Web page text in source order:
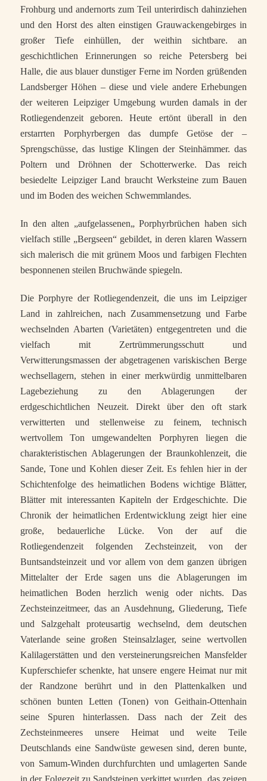
Frohburg und andernorts zum Teil unterirdisch dahinziehen
und den Horst des alten einstigen Grauwackengebirges in
großer Tiefe einhüllen, der weithin sichtbare. an
geschichtlichen Erinnerungen so reiche Petersberg bei
Halle, die aus blauer dunstiger Ferne im Norden grüßenden
Landsberger Höhen – diese und viele andere Erhebungen
der weiteren Leipziger Umgebung wurden damals in der
Rotliegendenzeit geboren. Heute ertönt überall in den
erstarrten Porphyrbergen das dumpfe Getöse der –
Sprengschüsse, das lustige Klingen der Steinhämmer. das
Poltern und Dröhnen der Schotterwerke. Das reich
besiedelte Leipziger Land braucht Werksteine zum Bauen
und im Boden des weichen Schwemmlandes.
In den alten „aufgelassenen„ Porphyrbrüchen haben sich
vielfach stille „Bergseen“ gebildet, in deren klaren Wassern
sich malerisch die mit grünem Moos und farbigen Flechten
besponnenen steilen Bruchwände spiegeln.
Die Porphyre der Rotliegendenzeit, die uns im Leipziger
Land in zahlreichen, nach Zusammensetzung und Farbe
wechselnden Abarten (Varietäten) entgegentreten und die
vielfach mit Zertrümmerungsschutt und
Verwitterungsmassen der abgetragenen variskischen Berge
wechsellagern, stehen in einer merkwürdig unmittelbaren
Lagebeziehung zu den Ablagerungen der
erdgeschichtlichen Neuzeit. Direkt über den oft stark
verwitterten und stellenweise zu feinem, technisch
wertvollem Ton umgewandelten Porphyren liegen die
charakteristischen Ablagerungen der Braunkohlenzeit, die
Sande, Tone und Kohlen dieser Zeit. Es fehlen hier in der
Schichtenfolge des heimatlichen Bodens wichtige Blätter,
Blätter mit interessanten Kapiteln der Erdgeschichte. Die
Chronik der heimatlichen Erdentwicklung zeigt hier eine
große, bedauerliche Lücke. Von der auf die
Rotliegendenzeit folgenden Zechsteinzeit, von der
Buntsandsteinzeit und vor allem von dem ganzen übrigen
Mittelalter der Erde sagen uns die Ablagerungen im
heimatlichen Boden herzlich wenig oder nichts. Das
Zechsteinzeitmeer, das an Ausdehnung, Gliederung, Tiefe
und Salzgehalt proteusartig wechselnd, dem deutschen
Vaterlande seine großen Steinsalzlager, seine wertvollen
Kalilagerstätten und den versteinerungsreichen Mansfelder
Kupferschiefer schenkte, hat unsere engere Heimat nur mit
der Randzone berührt und in den Plattenkalken und
schönen bunten Letten (Tonen) von Geithain-Ottenhain
seine Spuren hinterlassen. Dass nach der Zeit des
Zechsteinmeeres unsere Heimat und weite Teile
Deutschlands eine Sandwüste gewesen sind, deren bunte,
von Samum-Winden durchfurchten und umlagerten Sande